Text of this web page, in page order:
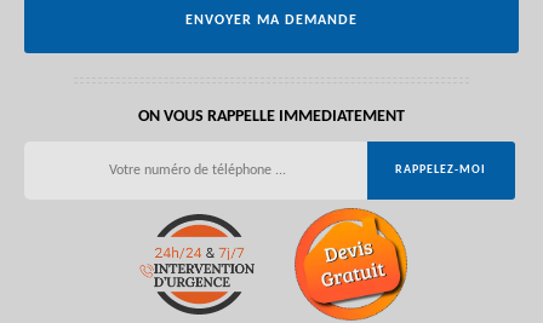
ON VOUS RAPPELLE IMMEDIATEMENT